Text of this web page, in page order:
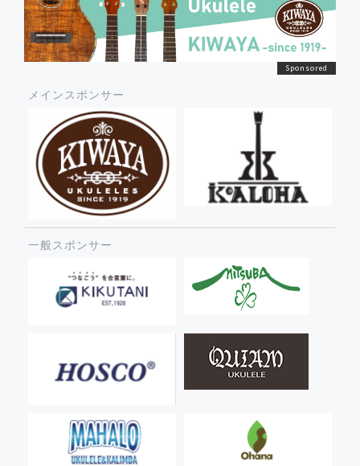
メインスポンサー
一般スポンサー